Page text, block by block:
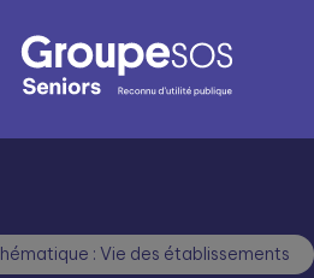
: Vie des établissements